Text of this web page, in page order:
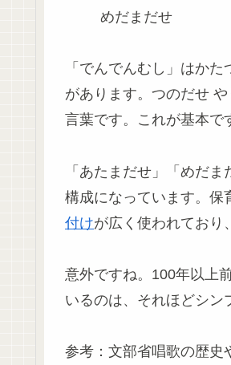
めだまだせ
「でんでんむし」はか
があります。つのだせ
言葉です。これが基本で
「あたまだせ」「めだ
構成になっています。保
付けが広く使われており
意外ですね。100年以上
いるのは、それほどシン
参考：文部省唱歌の歴史